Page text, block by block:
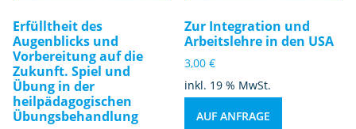
Erfülltheit des
Augenblicks und
Vorbereitung auf die
Zukunft. Spiel und
Übung in der
heilpädagogischen
Übungsbehandlung
Zur Integration und
Arbeitslehre in den USA
3,00€
inkl. 19 % MwSt.
AUF ANFRAGE